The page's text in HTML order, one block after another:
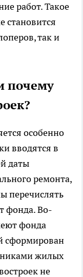
работ. Такое
становится
так и
почему
особенно
вводятся в
даты
ремонта,
перечислять
фонда. Во-
фонда
сформирован
жилых
не